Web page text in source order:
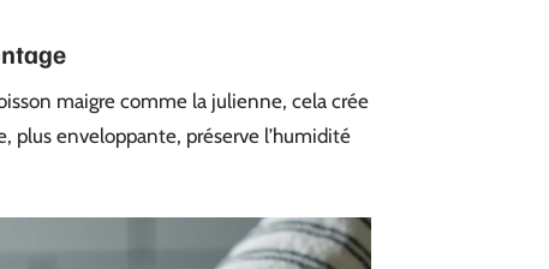
maigre comme la julienne, cela crée
plus enveloppante, préserve l’humidité